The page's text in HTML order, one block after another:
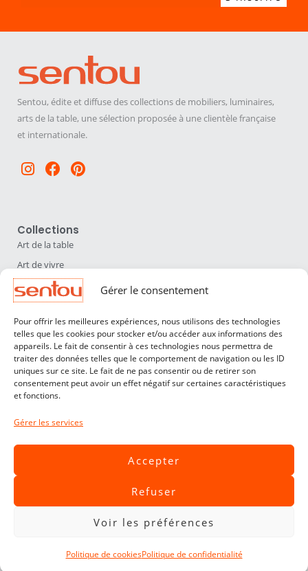
Gérer le consentement
Pour offrir les meilleures expériences, nous utilisons des technologies
telles que les cookies pour stocker et/ou accéder aux informations des
appareils. Le fait de consentir à ces technologies nous permettra de
traiter des données telles que le comportement de navigation ou les ID
uniques sur ce site. Le fait de ne pas consentir ou de retirer son
consentement peut avoir un effet négatif sur certaines caractéristiques
et fonctions.
Gérer les services
Accepter
Refuser
Voir les préférences
Politique de cookiesPolitique de confidentialité
Sentou, édite et diffuse des collections de mobiliers, luminaires,
arts de la table, une sélection proposée à une clientèle française
et internationale.
Instagram
Facebook
Pinterest
Collections
Art de la table
Art de vivre
Déco
Luminaires
Mobilier
Sentou
Qui sommes nous ?
Nos designers
Mentions légales
Politique de confidentialité